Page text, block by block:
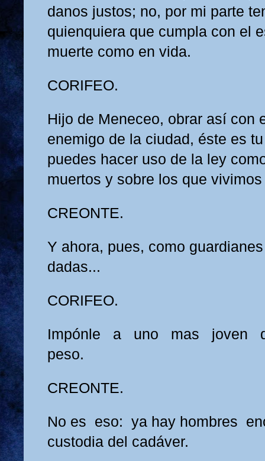
danos justos; no, por mi parte
quienquiera que cumpla con el
muerte como en vida.
CORIFEO.
Hijo de Meneceo, obrar así con
enemigo de la ciudad, éste es
puedes hacer uso de la ley
muertos y sobre los que
CREONTE.
Y ahora, pues, como
dadas...
CORIFEO.
Impónle a uno mas joven
peso.
CREONTE.
No es eso: ya hay hombres
custodia del cadáver.